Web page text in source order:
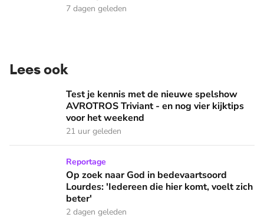
7 dagen geleden
Lees ook
Test je kennis met de nieuwe spelshow AVROTROS
Test je kennis met de nieuwe spelshow
AVROTROS Triviant - en nog vier kijktips
voor het weekend
21 uur geleden
Op zoek naar God in bedevaartsoord Lourdes: 'Iedereen
Reportage
Op zoek naar God in bedevaartsoord
Lourdes: 'Iedereen die hier komt, voelt zich
beter'
2 dagen geleden